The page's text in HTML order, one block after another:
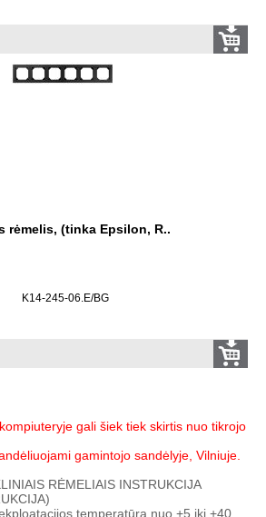
rėmelis, (tinka Epsilon, R..
K14-245-06.E/BG
gali šiek tiek skirtis nuo tikrojo
gamintojo sandėlyje, Vilniuje.
RĖMELIAIS INSTRUKCIJA
temperatūra nuo +5 iki +40